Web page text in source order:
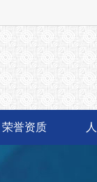
荣誉资质